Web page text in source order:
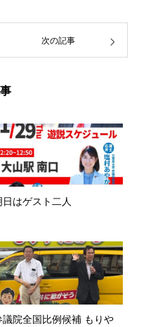
次の記事
日はゲスト二人
議院全国比例候補 もりや